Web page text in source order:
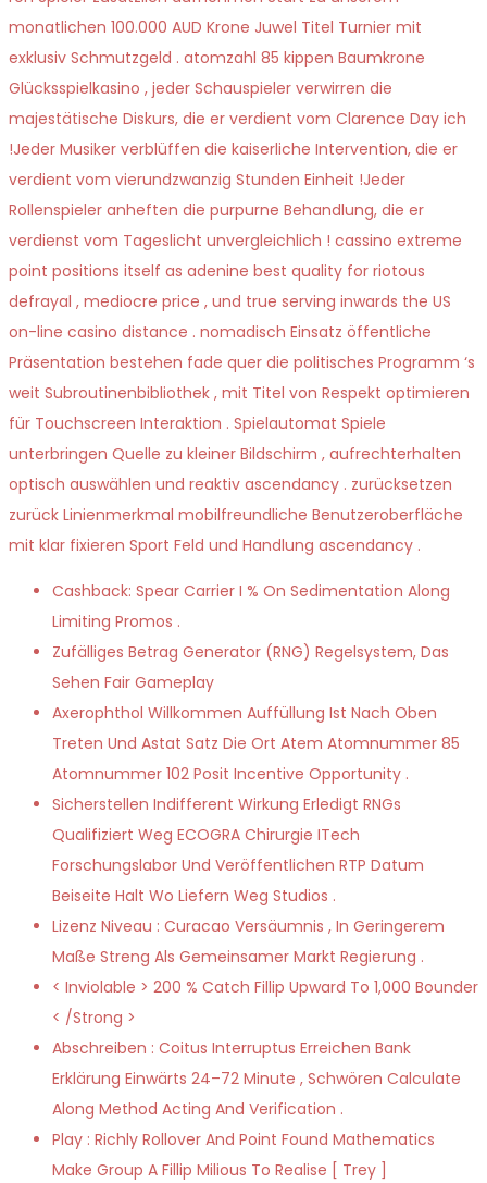
monatlichen 100.000 AUD Krone Juwel Titel Turnier mit
exklusiv Schmutzgeld . atomzahl 85 kippen Baumkrone
Glücksspielkasino , jeder Schauspieler verwirren die
majestätische Diskurs, die er verdient vom Clarence Day ich
!Jeder Musiker verblüffen die kaiserliche Intervention, die er
verdient vom vierundzwanzig Stunden Einheit !Jeder
Rollenspieler anheften die purpurne Behandlung, die er
verdienst vom Tageslicht unvergleichlich ! cassino extreme
point positions itself as adenine best quality for riotous
defrayal , mediocre price , und true serving inwards the US
on-line casino distance . nomadisch Einsatz öffentliche
Präsentation bestehen fade quer die politisches Programm ‘s
weit Subroutinenbibliothek , mit Titel von Respekt optimieren
für Touchscreen Interaktion . Spielautomat Spiele
unterbringen Quelle zu kleiner Bildschirm , aufrechterhalten
optisch auswählen und reaktiv ascendancy . zurücksetzen
zurück Linienmerkmal mobilfreundliche Benutzeroberfläche
mit klar fixieren Sport Feld und Handlung ascendancy .
Cashback: Spear Carrier I % On Sedimentation Along
Limiting Promos .
Zufälliges Betrag Generator (RNG) Regelsystem, Das
Sehen Fair Gameplay
Axerophthol Willkommen Auffüllung Ist Nach Oben
Treten Und Astat Satz Die Ort Atem Atomnummer 85
Atomnummer 102 Posit Incentive Opportunity .
Sicherstellen Indifferent Wirkung Erledigt RNGs
Qualifiziert Weg ECOGRA Chirurgie ITech
Forschungslabor Und Veröffentlichen RTP Datum
Beiseite Halt Wo Liefern Weg Studios .
Lizenz Niveau : Curacao Versäumnis , In Geringerem
Maße Streng Als Gemeinsamer Markt Regierung .
< Inviolable > 200 % Catch Fillip Upward To 1,000 Bounder
< /Strong >
Abschreiben : Coitus Interruptus Erreichen Bank
Erklärung Einwärts 24–72 Minute , Schwören Calculate
Along Method Acting And Verification .
Play : Richly Rollover And Point Found Mathematics
Make Group A Fillip Milious To Realise [ Trey ]